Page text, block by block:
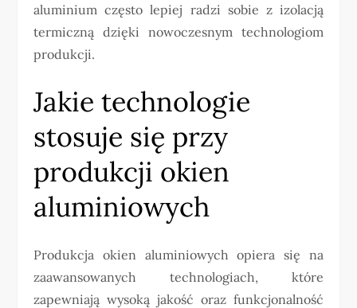
aluminium często lepiej radzi sobie z izolacją
termiczną dzięki nowoczesnym technologiom
produkcji.
Jakie technologie
stosuje się przy
produkcji okien
aluminiowych
Produkcja okien aluminiowych opiera się na
zaawansowanych technologiach, które
zapewniają wysoką jakość oraz funkcjonalność